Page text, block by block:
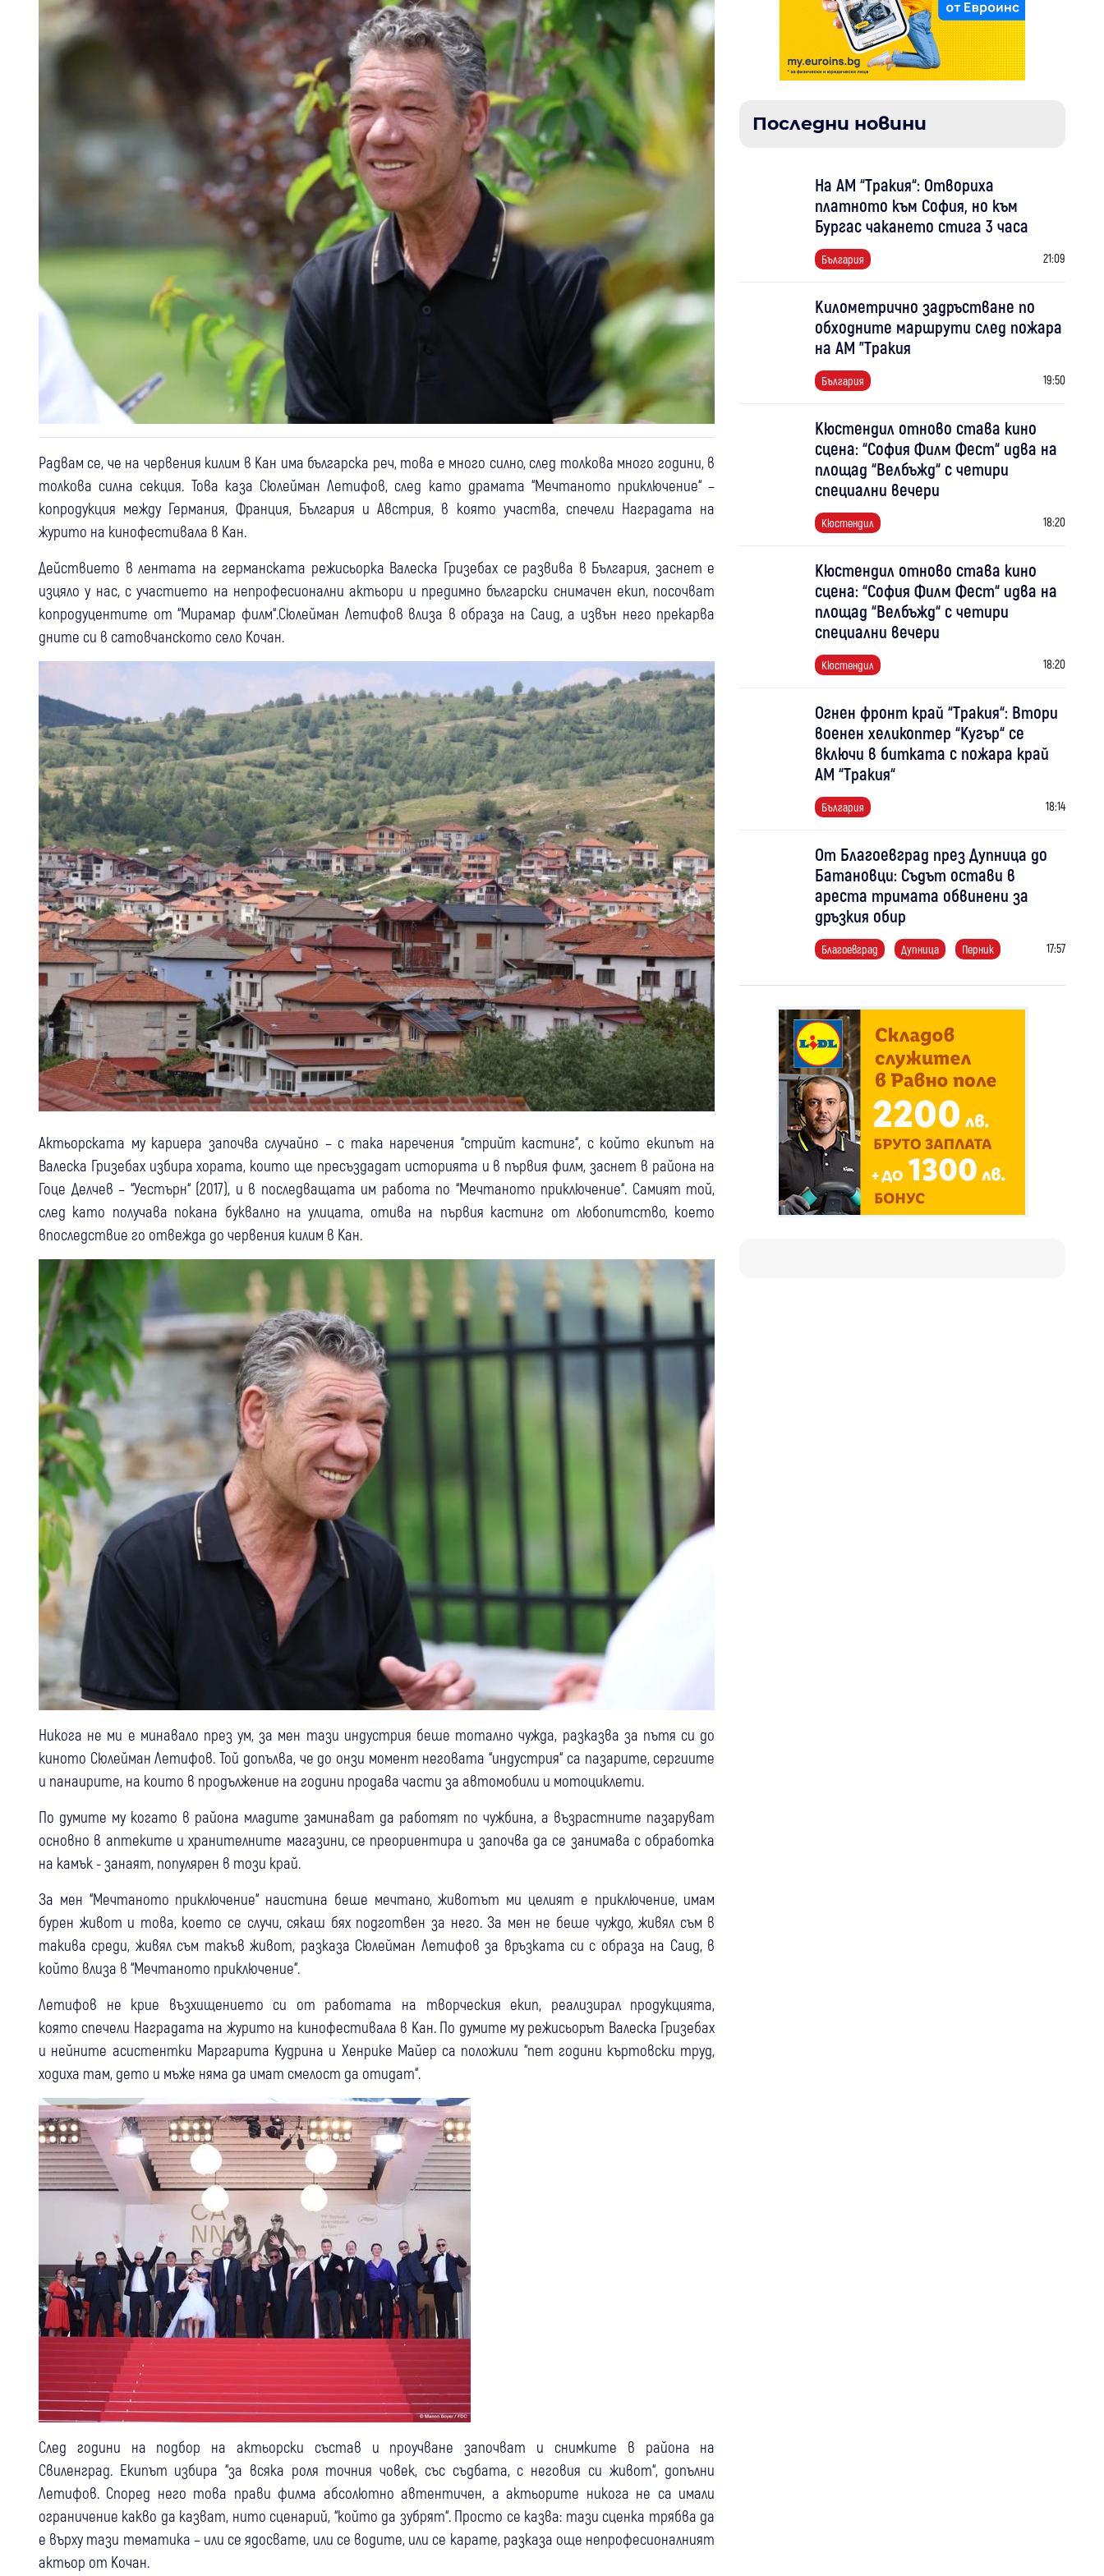
Радвам се, че на червения килим в Кан има българска реч, това е много силно, след толкова много години, в
толкова силна секция. Това каза Сюлейман Летифов, след като драмата “Мечтаното приключение“ –
копродукция между Германия, Франция, България и Австрия, в която участва, спечели Наградата на
журито на кинофестивала в Кан.
Действието в лентата на германската режисьорка Валеска Гризебах се развива в България, заснет е
изцяло у нас, с участието на непрофесионални актьори и предимно български снимачен екип, посочват
копродуцентите от “Мирамар филм“.Сюлейман Летифов влиза в образа на Саид, а извън него прекарва
дните си в сатовчанското село Кочан.
Актьорската му кариера започва случайно – с така наречения “стрийт кастинг“, с който екипът на
Валеска Гризебах избира хората, които ще пресъздадат историята и в първия филм, заснет в района на
Гоце Делчев – “Уестърн“ (2017), и в последващата им работа по “Мечтаното приключение“. Самият той,
след като получава покана буквално на улицата, отива на първия кастинг от любопитство, което
впоследствие го отвежда до червения килим в Кан.
Никога не ми е минавало през ум, за мен тази индустрия беше тотално чужда, разказва за пътя си до
киното Сюлейман Летифов. Той допълва, че до онзи момент неговата “индустрия“ са пазарите, сергиите
и панаирите, на които в продължение на години продава части за автомобили и мотоциклети.
По думите му когато в района младите заминават да работят по чужбина, а възрастните пазаруват
основно в аптеките и хранителните магазини, се преориентира и започва да се занимава с обработка
на камък - занаят, популярен в този край.
За мен “Мечтаното приключение“ наистина беше мечтано, животът ми целият е приключение, имам
бурен живот и това, което се случи, сякаш бях подготвен за него. За мен не беше чуждо, живял съм в
такива среди, живял съм такъв живот, разказа Сюлейман Летифов за връзката си с образа на Саид, в
който влиза в “Мечтаното приключение“.
Летифов не крие възхищението си от работата на творческия екип, реализирал продукцията,
която спечели Наградата на журито на кинофестивала в Кан. По думите му режисьорът Валеска Гризебах
и нейните асистентки Маргарита Кудрина и Хенрике Майер са положили “пет години къртовски труд,
ходиха там, дето и мъже няма да имат смелост да отидат“.
След години на подбор на актьорски състав и проучване започват и снимките в района на
Свиленград. Екипът избира “за всяка роля точния човек, със съдбата, с неговия си живот“, допълни
Летифов. Според него това прави филма абсолютно автентичен, а актьорите никога не са имали
ограничение какво да казват, нито сценарий, “който да зубрят“. Просто се казва: тази сценка трябва да
е върху тази тематика – или се ядосвате, или се водите, или се карате, разказа още непрофесионалният
актьор от Кочан.
Последни новини
На АМ “Тракия“: Отвориха
платното към София, но към
Бургас чакането стига 3 часа
България 21:09
Километрично задръстване по
обходните маршрути след пожара
на АМ "Тракия
България 19:50
Кюстендил отново става кино
сцена: “София Филм Фест“ идва на
площад “Велбъжд“ с четири
специални вечери
Кюстендил 18:20
Кюстендил отново става кино
сцена: “София Филм Фест“ идва на
площад “Велбъжд“ с четири
специални вечери
Кюстендил 18:20
Огнен фронт край “Тракия“: Втори
военен хеликоптер “Кугър“ се
включи в битката с пожара край
АМ “Тракия“
България 18:14
От Благоевград през Дупница до
Батановци: Съдът остави в
ареста тримата обвинени за
дръзкия обир
Благоевград Дупница Перник 17:57